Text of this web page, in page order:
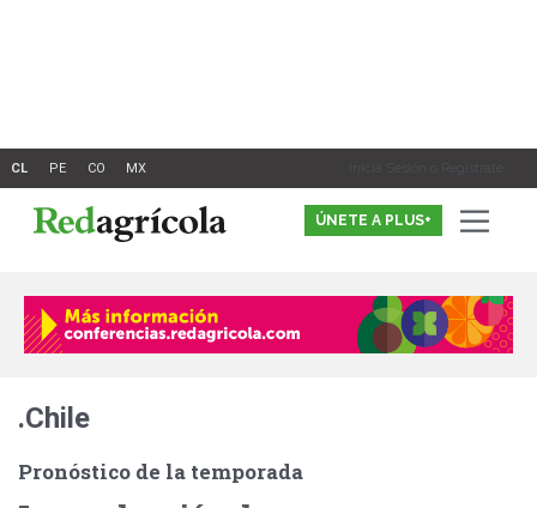
Inicia Sesión o Registrate
ÚNETE A PLUS+
.Chile
Pronóstico de la temporada